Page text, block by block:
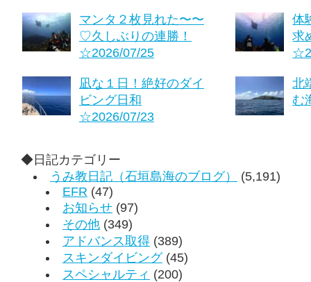
マンタ２枚見れた〜〜
♡久しぶりの連勝！
☆2026/07/25
体
求
凪な１日！絶好のダイ
ビング日和
☆2026/07/23
北
む
◆日記カテゴリー
うみ教日記（石垣島海のブログ）
(5,191)
EFR (47)
お知らせ (97)
その他 (349)
アドバンス取得 (389)
スキンダイビング(45)
スペシャルティ (200)